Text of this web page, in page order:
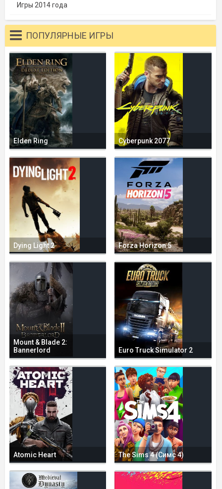
Игры 2014 года
ПОПУЛЯРНЫЕ ИГРЫ
Elden Ring Cyberpunk 2077
Dying Light 2 Forza Horizon 5
Mount & Blade 2:
Bannerlord
Euro Truck Simulator 2
Atomic Heart The Sims 4 (Симс 4)